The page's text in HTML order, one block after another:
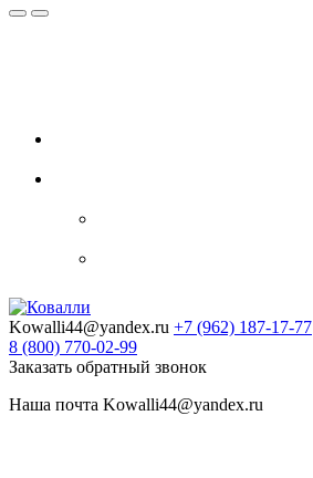
Kowalli44@yandex.ru +7 (962) 187-17-77
8 (800) 770-02-99
Заказать обратный звонок
Наша почта Kowalli44@yandex.ru